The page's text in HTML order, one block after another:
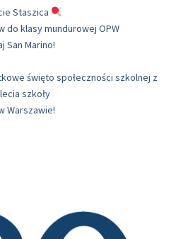
Staszica
do klasy mundurowej OPW
San Marino!
święto społeczności szkolnej z
szkoły
Warszawie!